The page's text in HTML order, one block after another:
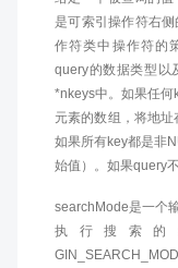
是可索引操作符右
作符类中操作符的
query的数据类型以
*nkeys中。如果任
元素的数组，将地
如果所有key都是非
始值）。如果query
searchMode是一个
执行搜索的